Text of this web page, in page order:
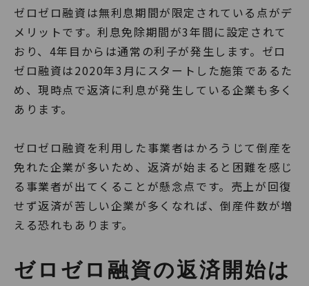
ゼロゼロ融資は無利息期間が限定されている点がデ
メリットです。利息免除期間が3年間に設定されて
おり、4年目からは通常の利子が発生します。ゼロ
ゼロ融資は2020年3月にスタートした施策であるた
め、現時点で返済に利息が発生している企業も多く
あります。
ゼロゼロ融資を利用した事業者はかろうじて倒産を
免れた企業が多いため、返済が始まると困難を感じ
る事業者が出てくることが懸念点です。売上が回復
せず返済が苦しい企業が多くなれば、倒産件数が増
える恐れもあります。
ゼロゼロ融資の返済開始は